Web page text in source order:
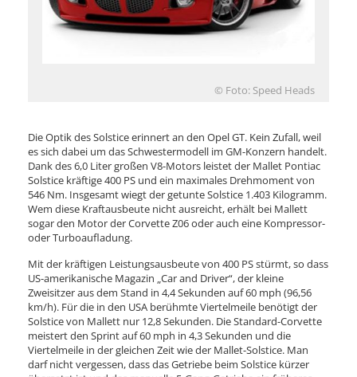
© Foto: Speed Heads
Die Optik des Solstice erinnert an den Opel GT. Kein Zufall, weil
es sich dabei um das Schwestermodell im GM-Konzern handelt.
Dank des 6,0 Liter großen V8-Motors leistet der Mallet Pontiac
Solstice kräftige 400 PS und ein maximales Drehmoment von
546 Nm. Insgesamt wiegt der getunte Solstice 1.403 Kilogramm.
Wem diese Kraftausbeute nicht ausreicht, erhält bei Mallett
sogar den Motor der Corvette Z06 oder auch eine Kompressor-
oder Turboaufladung.
Mit der kräftigen Leistungsausbeute von 400 PS stürmt, so dass
US-amerikanische Magazin „Car and Driver“, der kleine
Zweisitzer aus dem Stand in 4,4 Sekunden auf 60 mph (96,56
km/h). Für die in den USA berühmte Viertelmeile benötigt der
Solstice von Mallett nur 12,8 Sekunden. Die Standard-Corvette
meistert den Sprint auf 60 mph in 4,3 Sekunden und die
Viertelmeile in der gleichen Zeit wie der Mallet-Solstice. Man
darf nicht vergessen, dass das Getriebe beim Solstice kürzer